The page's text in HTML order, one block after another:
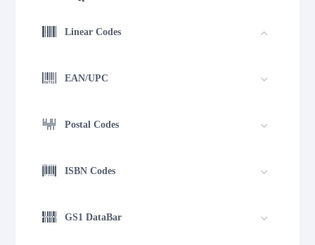
Linear Codes
EAN/UPC
Postal Codes
ISBN Codes
GS1 DataBar